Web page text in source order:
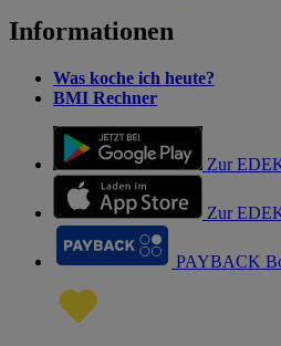
Informationen
Was koche ich heute?
BMI Rechner
Zur
Zur
PAYBACK